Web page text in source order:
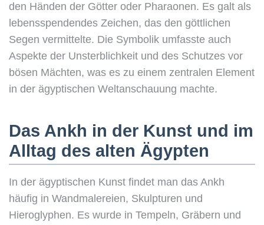
den Händen der Götter oder Pharaonen. Es galt als
lebensspendendes Zeichen, das den göttlichen
Segen vermittelte. Die Symbolik umfasste auch
Aspekte der Unsterblichkeit und des Schutzes vor
bösen Mächten, was es zu einem zentralen Element
in der ägyptischen Weltanschauung machte.
Das Ankh in der Kunst und im
Alltag des alten Ägypten
In der ägyptischen Kunst findet man das Ankh
häufig in Wandmalereien, Skulpturen und
Hieroglyphen. Es wurde in Tempeln, Gräbern und